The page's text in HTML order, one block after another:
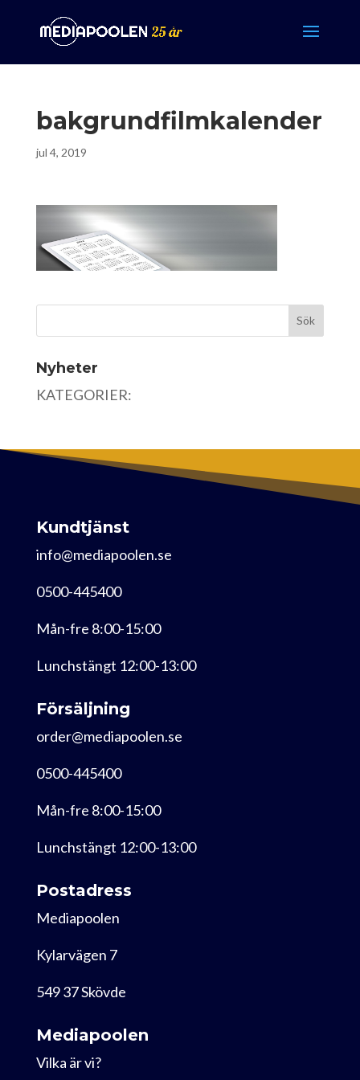
bakgrundfilmkalender
jul 4, 2019
Nyheter
KATEGORIER:
Kundtjänst
info@mediapoolen.se
0500-445400
Mån-fre 8:00-15:00
Lunchstängt 12:00-13:00
Försäljning
order@mediapoolen.se
0500-445400
Mån-fre 8:00-15:00
Lunchstängt 12:00-13:00
Postadress
Mediapoolen
Kylarvägen 7
549 37 Skövde
Mediapoolen
Vilka är vi?